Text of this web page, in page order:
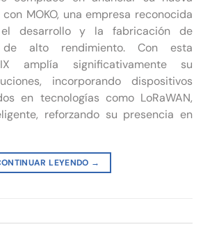
MOKO, una empresa reconocida
desarrollo y la fabricación de
de alto rendimiento. Con esta
amplía significativamente su
incorporando dispositivos
en tecnologías como LoRaWAN,
reforzando su presencia en
LEYENDO →